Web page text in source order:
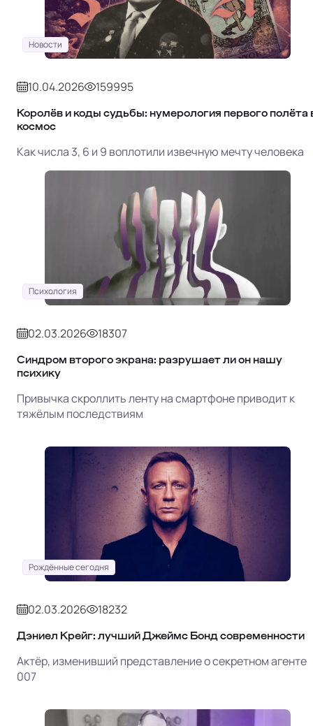
Новости
10.04.2026 159995
Королёв и коды судьбы: нумерология первого полёта
космос
Как числа 3, 6 и 9 воплотили извечную мечту человека
Психология
02.03.2026 18307
Синдром второго экрана: разрушает ли он нашу
психику
Привычка скроллить ленту на смартфоне приводит к
тяжёлым последствиям
Рождённые сегодня
02.03.2026 18232
Дэниел Крейг: лучший Джеймс Бонд современности
Актёр, изменивший представление о секретном агенте
007